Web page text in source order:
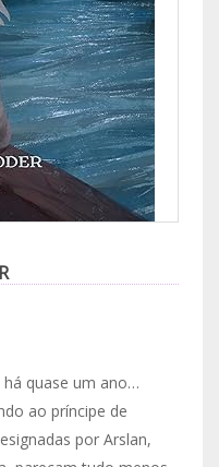
quase um ano…
ao príncipe de
por Arslan,